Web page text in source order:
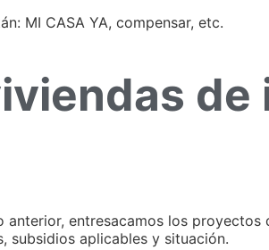
MI CASA YA, compensar, etc.
de
entresacamos los proyectos
subsidios aplicables y situación.